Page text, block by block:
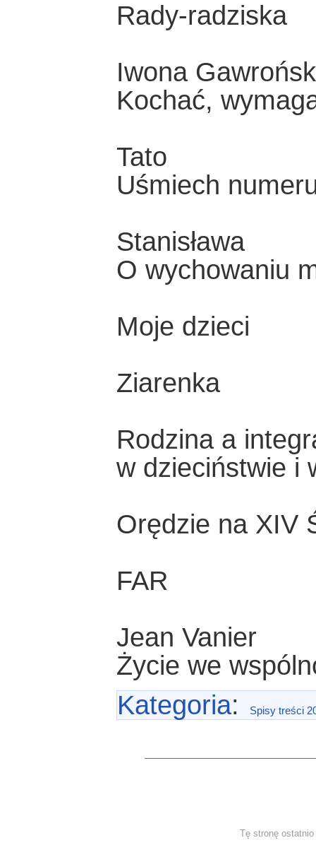
Rady-radziska
Iwona
Kochać,
Tato
Uśmiech
Stanisława
O wychowaniu
Moje dzieci
Ziarenka
Rodzina a
w dzieciństwie i
Orędzie na XIV
FAR
Jean Vanier
Życie we
Kategoria: Spisy treści
Tę stronę